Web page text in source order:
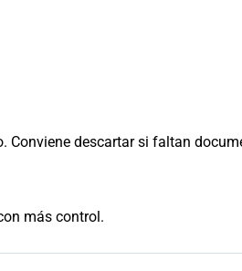
descartar si faltan
más control.